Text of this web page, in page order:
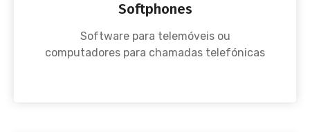
Softphones
Software para telemóveis ou
computadores para chamadas telefónicas